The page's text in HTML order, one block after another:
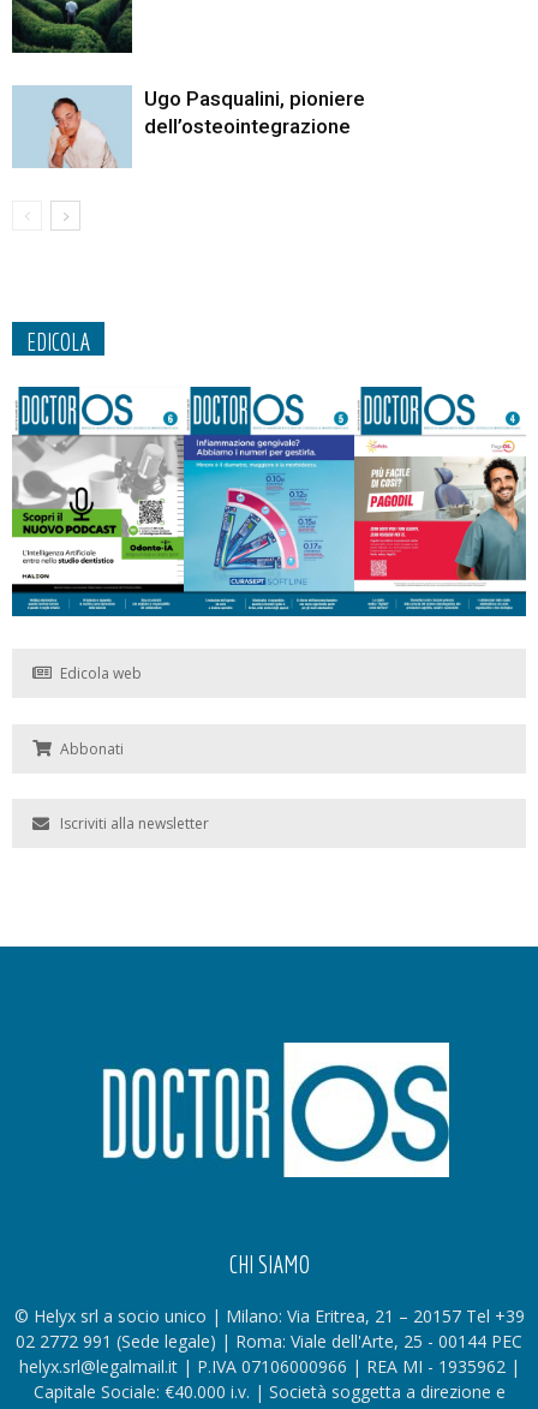
Ugo Pasqualini, pioniere
dell’osteointegrazione
EDICOLA
Edicola web
Abbonati
Iscriviti alla newsletter
CHI SIAMO
© Helyx srl a socio unico | Milano: Via Eritrea, 21 – 20157 Tel +39
02 2772 991 (Sede legale) | Roma: Viale dell'Arte, 25 - 00144 PEC
helyx.srl@legalmail.it | P.IVA 07106000966 | REA MI - 1935962 |
Capitale Sociale: €40.000 i.v. | Società soggetta a direzione e